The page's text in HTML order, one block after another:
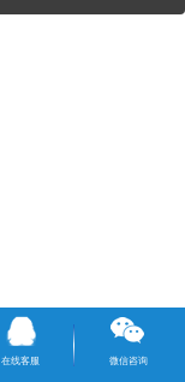
在线客服 微信咨询